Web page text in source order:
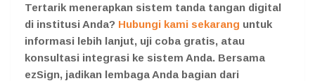
Tertarik menerapkan sistem tanda tangan digital
di institusi Anda? Hubungi kami sekarang untuk
informasi lebih lanjut, uji coba gratis, atau
konsultasi integrasi ke sistem Anda. Bersama
ezSign, jadikan lembaga Anda bagian dari